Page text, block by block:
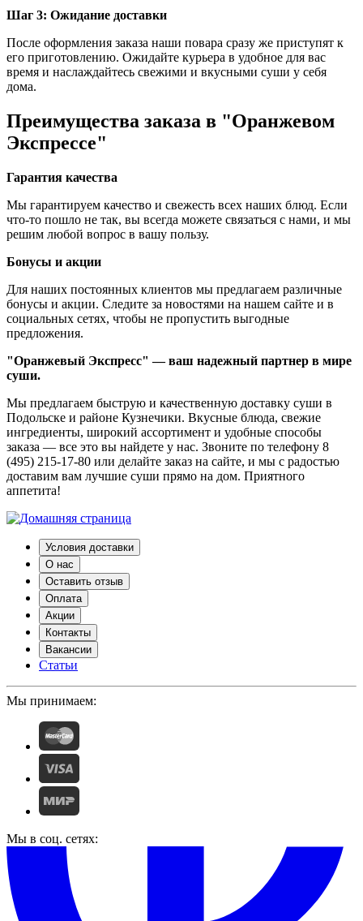
Шаг 3: Ожидание доставки
После оформления заказа наши повара сразу же приступят к
его приготовлению. Ожидайте курьера в удобное для вас
время и наслаждайтесь свежими и вкусными суши у себя
дома.
Преимущества заказа в "Оранжевом
Экспрессе"
Гарантия качества
Мы гарантируем качество и свежесть всех наших блюд. Если
что-то пошло не так, вы всегда можете связаться с нами, и мы
решим любой вопрос в вашу пользу.
Бонусы и акции
Для наших постоянных клиентов мы предлагаем различные
бонусы и акции. Следите за новостями на нашем сайте и в
социальных сетях, чтобы не пропустить выгодные
предложения.
"Оранжевый Экспресс" — ваш надежный партнер в мире
суши.
Мы предлагаем быструю и качественную доставку суши в
Подольске и районе Кузнечики. Вкусные блюда, свежие
ингредиенты, широкий ассортимент и удобные способы
заказа — все это вы найдете у нас. Звоните по телефону 8
(495) 215-17-80 или делайте заказ на сайте, и мы с радостью
доставим вам лучшие суши прямо на дом. Приятного
аппетита!
Условия доставки
О нас
Оставить отзыв
Оплата
Акции
Контакты
Вакансии
Статьи
Мы принимаем:
Мы в соц. сетях: